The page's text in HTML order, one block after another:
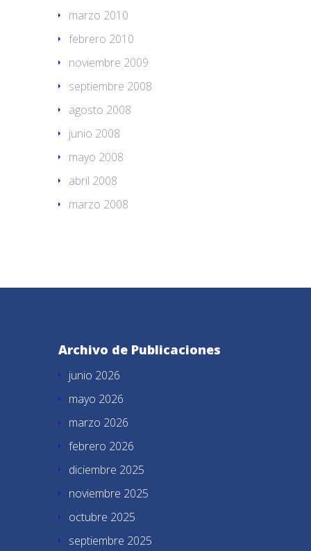
marzo 2010
febrero 2010
noviembre 2009
septiembre 2008
agosto 2008
junio 2008
mayo 2008
abril 2008
marzo 2008
Archivo de Publicaciones
junio 2026
mayo 2026
marzo 2026
febrero 2026
diciembre 2025
noviembre 2025
octubre 2025
septiembre 2025